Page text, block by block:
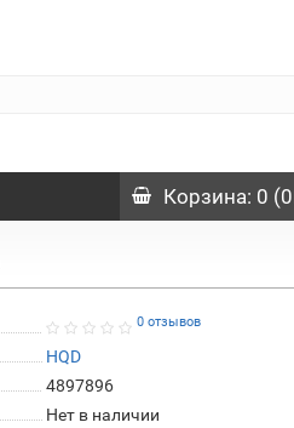
Корзина: 0
0 отзывов
HQD
4897896
Нет в наличии